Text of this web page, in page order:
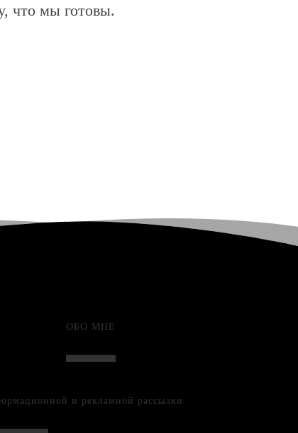
что мы готовы.
ОБО МНЕ
и рекламной рассылки